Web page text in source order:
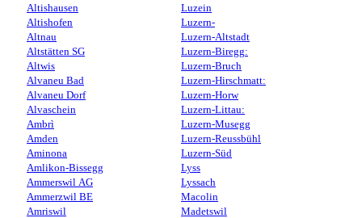
Altishausen
Altishofen
Altnau
Altstätten SG
Altwis
Alvaneu Bad
Alvaneu Dorf
Alvaschein
Ambrì
Amden
Aminona
Amlikon-Bissegg
Ammerswil AG
Ammerzwil BE
Amriswil
Luzein
Luzern-
Luzern-Altstadt
Luzern-Biregg:
Luzern-Bruch
Luzern-Hirschmatt:
Luzern-Horw
Luzern-Littau:
Luzern-Musegg
Luzern-Reussbühl
Luzern-Süd
Lyss
Lyssach
Macolin
Madetswil